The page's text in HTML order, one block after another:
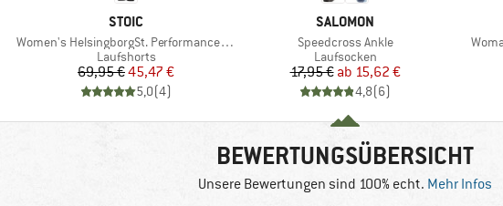
MARKE
STOIC
Artikel
Women's HelsingborgSt. Performance 2in1 Shorts II
Produktgruppe
Laufshorts
Preis
69,95 €reduzierter Preis
45,47 €
5,0(4)
MARKE
SALOMON
Artikel
Speedcross Ankle
Produktgruppe
Laufsocken
Preis
17,95 € reduzierter Preis
ab 15,62 €
4,8(6)
Artikel
BEWERTUNGSÜBERSICHT
Unsere Bewertungen sind 100% echt. Mehr Infos